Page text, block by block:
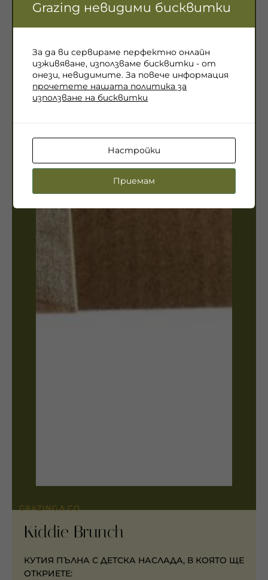
GRAZING & CO.
Kiddie Brunch
КУТИЯ ПЪЛНА С ДЕТСКА НАСЛАДА, В КОЯТО ЩЕ
ОТКРИЕТЕ:
Grazing невидими бисквитки
За да ви сервираме перфектно онлайн
изживяване, използваме бисквитки - от
онези, невидимите. За повече информация
прочетете нашата политика за
използване на бисквитки
Настройки
Приемам